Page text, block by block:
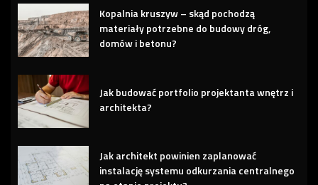
Kopalnia kruszyw – skąd pochodzą
materiały potrzebne do budowy dróg,
domów i betonu?
Jak budować portfolio projektanta wnętrz i
architekta?
Jak architekt powinien zaplanować
instalację systemu odkurzania centralnego